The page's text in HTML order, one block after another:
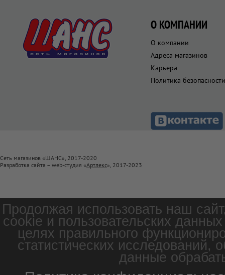
О КОМПАНИИ
О компании
Адреса магазинов
Карьера
Политика безопасности
Сеть магазинов «ШАНС», 2017-2020
Разработка сайта – web-студия «Артлекс», 2017-2023
Продолжая использовать наш
cookie и пользовательских
целях правильного
статистических
данные